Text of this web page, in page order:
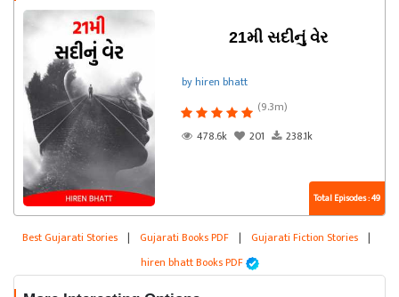
21મી સદીનું વેર
by hiren bhatt
(9.3m)
478.6k
201 238.1k
Total Episodes : 49
Best Gujarati Stories | Gujarati Books PDF | Gujarati Fiction Stories |
hiren bhatt Books PDF